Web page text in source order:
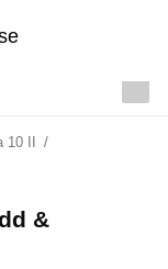
II
/
&